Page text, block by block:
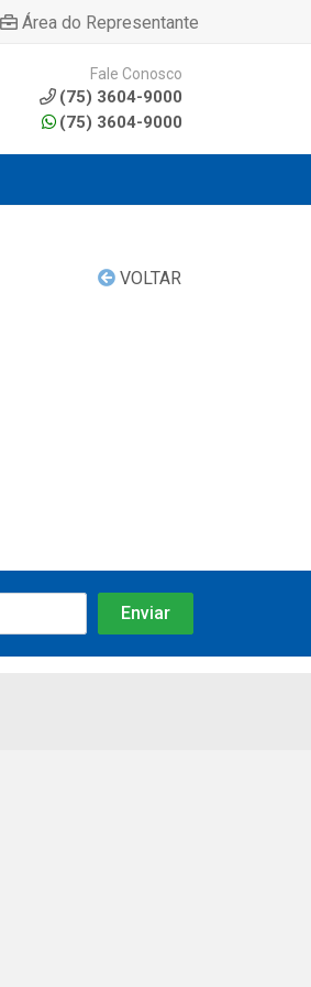
Área do Representante
Fale Conosco
(75) 3604-9000
(75) 3604-9000
VOLTAR